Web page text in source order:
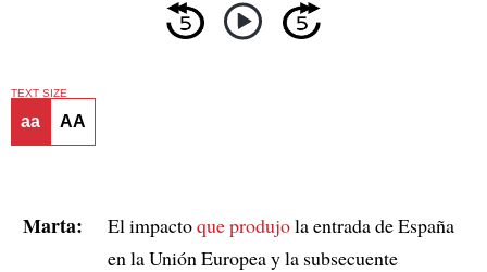
TEXT SIZE
aa AA
Marta: El impactoque produjola entrada de España
en la Unión Europea y la subsecuente